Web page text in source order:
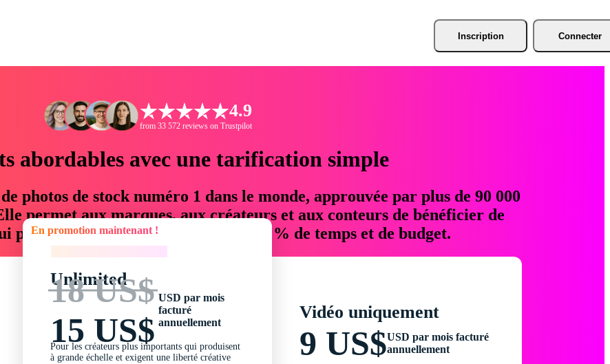
Inscription Connecter
4.9
from 33 572 reviews on Trustpilot
abordables avec une tarification simple
photos de stock numéro 1 dans le monde, approuvée par plus de 90 000
permet aux marques, aux créateurs et aux conteurs de bénéficier de
permettent d'économiser jusqu'à 76 % de temps et de budget.
En promotion maintenant !
Unlimited
18 US$
15 US$
USD par mois
facturé
annuellement
Pour les créateurs plus importants qui produisent
à grande échelle et exigent une liberté créative
Vidéo uniquement
9 US$USD par mois facturé
annuellement